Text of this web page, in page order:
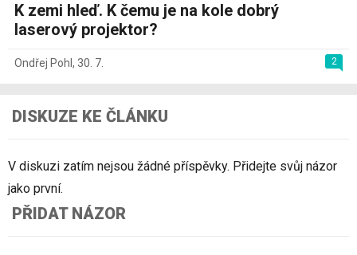
K zemi hleď. K čemu je na kole dobrý
laserový projektor?
2
Ondřej Pohl , 30. 7.
DISKUZE KE ČLÁNKU
V diskuzi zatím nejsou žádné příspěvky. Přidejte svůj názor
jako první.
PŘIDAT NÁZOR